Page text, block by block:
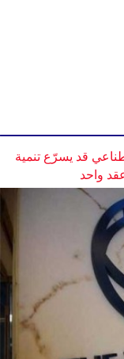
قد يسرّع تنمية
واحد